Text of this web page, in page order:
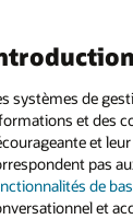
systèmes de
et des
et
pas
de
et